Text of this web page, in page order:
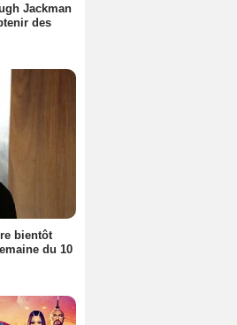
Jackman
des
bientôt
du 10